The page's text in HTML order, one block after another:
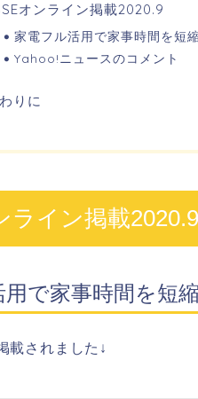
オンライン掲載2020.9
家電フル活用で家事時間を短
Yahoo!ニュースのコメント
りに
ライン掲載2020.9
で家事時間を短
載されました↓